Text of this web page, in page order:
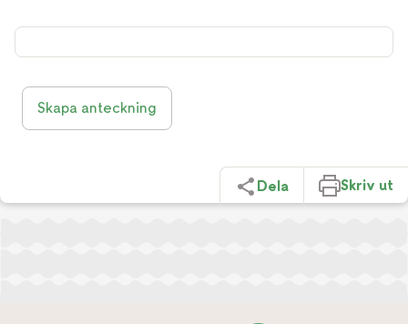
Skapa anteckning
Dela Skriv ut